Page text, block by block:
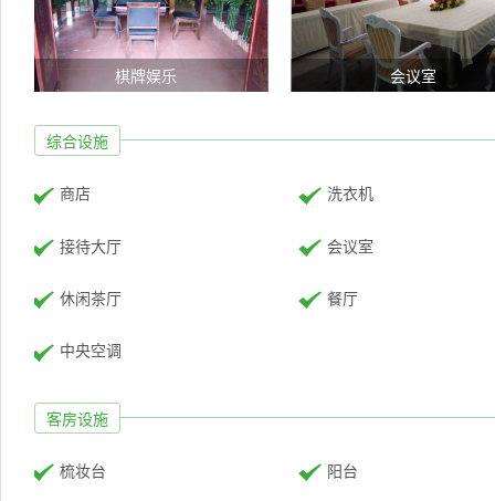
棋牌娱乐 会议室
综合设施
商店 洗衣机
接待大厅 会议室
休闲茶厅 餐厅
中央空调
客房设施
梳妆台 阳台